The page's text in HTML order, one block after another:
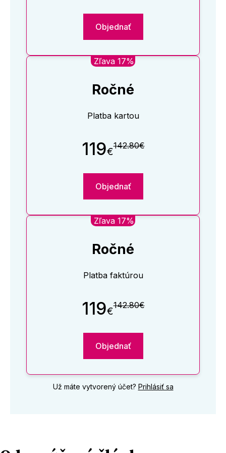
Objednať
Zľava 17%
Ročné
Platba kartou
119€142.80€
Objednať
Zľava 17%
Ročné
Platba faktúrou
119€142.80€
Objednať
Už máte vytvorený účet? Prihlásiť sa